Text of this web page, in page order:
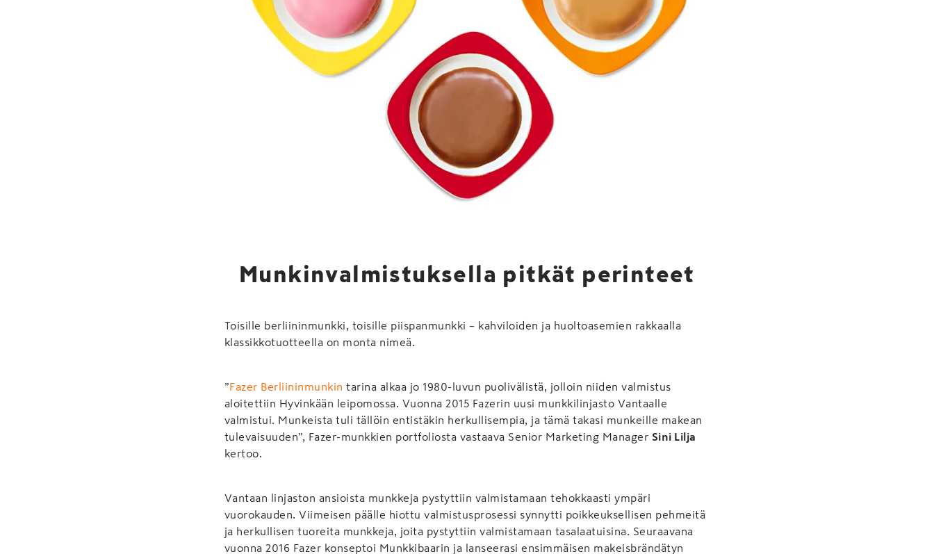
Munkinvalmistuksella pitkät perinteet
Toisille berliininmunkki, toisille piispanmunkki – kahviloiden ja huoltoasemien rakkaalla
klassikkotuotteella on monta nimeä.
”Fazer Berliininmunkin tarina alkaa jo 1980-luvun puolivälistä, jolloin niiden valmistus
aloitettiin Hyvinkään leipomossa. Vuonna 2015 Fazerin uusi munkkilinjasto Vantaalle
valmistui. Munkeista tuli tällöin entistäkin herkullisempia, ja tämä takasi munkeille makean
tulevaisuuden”, Fazer-munkkien portfoliosta vastaava Senior Marketing Manager Sini Lilja
kertoo.
Vantaan linjaston ansioista munkkeja pystyttiin valmistamaan tehokkaasti ympäri
vuorokauden. Viimeisen päälle hiottu valmistusprosessi synnytti poikkeuksellisen pehmeitä
ja herkullisen tuoreita munkkeja, joita pystyttiin valmistamaan tasalaatuisina. Seuraavana
vuonna 2016 Fazer konseptoi Munkkibaarin ja lanseerasi ensimmäisen makeisbrändätyn